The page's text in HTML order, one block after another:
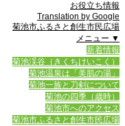
お役立ち情報
Translation by Google
菊池市ふるさと創生市民広場
メニュー ▼
新着情報
菊池渓谷（きくちけいこく）
菊池温泉は「美肌の湯」
菊池一族と刀剣について
菊池の四季（歳時）
菊池市へのアクセス
菊池市ふるさと創生市民広場